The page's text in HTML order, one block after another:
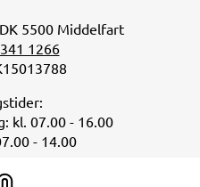
5500 Middelfart
1266
kl. 07.00 - 16.00
- 14.00